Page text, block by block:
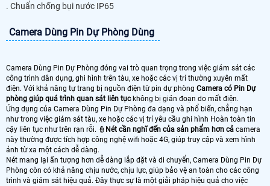
. Chuẩn chống bụi nước IP65
Camera Dùng Pin Dự Phòng Dùng
Camera Dùng Pin Dự Phòng đóng vai trò quan trọng trong việc giám sát các
công trình dân dụng, ghi hình trên tàu, xe hoặc các vị trí thường xuyên mất
điện. Với khả năng tự trang bị nguồn điện từ pin dự phòng Camera có Pin Dự
phòng giúp quá trình quan sát liên tục không bị gián đoạn do mất điện.
Ứng dụng của Camera Dùng Pin Dự Phòng đa dạng và phổ biến, chẳng hạn
như trong việc giám sát tàu, xe hoặc các vị trí yêu cầu ghi hình Hoàn toàn tin
cậy liên tục như trên rạn rỗi. 👮 Nét cần nghĩ đến của sản phẩm hơn cả camera
này thường được tích hợp công nghệ wifi hoặc 4G, giúp truy cập và xem hình
ảnh từ xa một cách dễ dàng.
Nét mang lại ấn tượng hơn dễ dàng lắp đặt và di chuyển, Camera Dùng Pin Dự
Phòng còn có khả năng chịu nước, chịu lực, giúp bảo vệ an toàn cho các công
trình và giám sát hiệu quả. Đây thực sự là một giải pháp hiệu quả cho việc